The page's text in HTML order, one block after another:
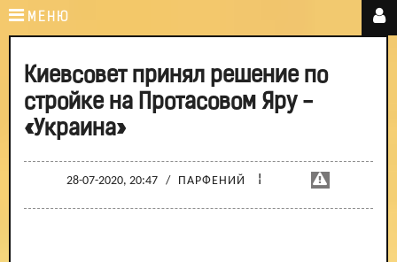
МЕНЮ
Киевсовет принял решение по
стройке на Протасовом Яру -
«Украина»
28-07-2020, 20:47 / ПАРФЕНИЙ ¦